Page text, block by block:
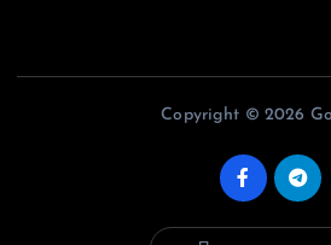
Copyright © 2026